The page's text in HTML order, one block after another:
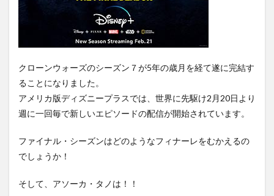
SONY SONY メディアホーム
the princess and the frog
the 10th two-run homerun
Super Retina XDR
Switch
Switch購入の攻略 T-ver
Tatis
taylor-swift
Sun
The Acolyte
The Bad Batch
The Clone Wars
THE FALCON AND THE WINTER SOLDIER
the first ball
THE FLASH／フラッシュ シーズン1
The Lord of the Rings on Prime
クローンウォーズのシーズン７が5年の歳月を経て遂に完結す
ることになりました。
アメリカ版ディズニープラスでは、世界に先駆け2月20日より
週に一回毎で新しいエピソードの配信が開始されています。
ファイナル・シーズンはどのようなフィナーレをむかえるの
でしょうか！
そして、アソーカ・タノは！！